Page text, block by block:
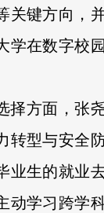
关键方向，
学在数字校
择方面，张
转型与安全
业生的就业
动学习跨学